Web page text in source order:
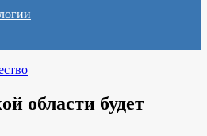
области будет